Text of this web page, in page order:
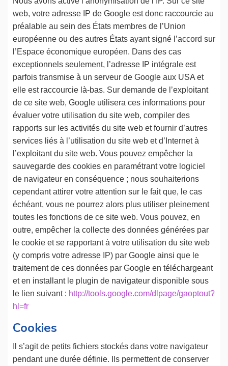
web, votre adresse IP de Google est donc raccourcie au
préalable au sein des États membres de l’Union
européenne ou des autres États ayant signé l’accord sur
l’Espace économique européen. Dans des cas
exceptionnels seulement, l’adresse IP intégrale est
parfois transmise à un serveur de Google aux USA et
elle est raccourcie là-bas. Sur demande de l’exploitant
de ce site web, Google utilisera ces informations pour
évaluer votre utilisation du site web, compiler des
rapports sur les activités du site web et fournir d’autres
services liés à l’utilisation du site web et d’Internet à
l’exploitant du site web. Vous pouvez empêcher la
sauvegarde des cookies en paramétrant votre logiciel
de navigateur en conséquence ; nous souhaiterions
cependant attirer votre attention sur le fait que, le cas
échéant, vous ne pourrez alors plus utiliser pleinement
toutes les fonctions de ce site web. Vous pouvez, en
outre, empêcher la collecte des données générées par
le cookie et se rapportant à votre utilisation du site web
(y compris votre adresse IP) par Google ainsi que le
traitement de ces données par Google en téléchargeant
et en installant le plugin de navigateur disponible sous
le lien suivant : http://tools.google.com/dlpage/gaoptout?
hl=fr
Cookies
Il s’agit de petits fichiers stockés dans votre navigateur
pendant une durée définie. Ils permettent de conserver